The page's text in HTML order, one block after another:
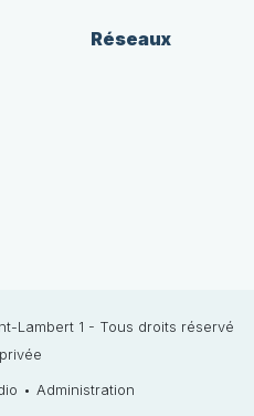
Réseaux
Lambert 1 - Tous droits réservé
• Administration